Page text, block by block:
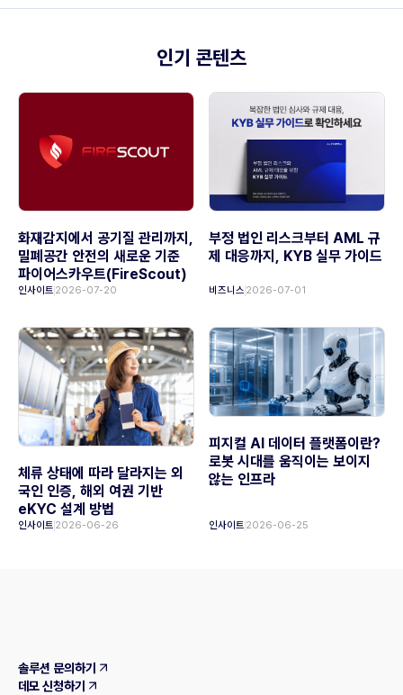
인기 콘텐츠
화재감지에서 공기질 관리까지,
밀폐공간 안전의 새로운 기준
파이어스카우트(FireScout)
인사이트 2026-07-20
부정 법인 리스크부터 AML 규
제 대응까지, KYB 실무 가이드
비즈니스 2026-07-01
체류 상태에 따라 달라지는 외
국인 인증, 해외 여권 기반
eKYC 설계 방법
인사이트 2026-06-26
피지컬 AI 데이터 플랫폼이란?
로봇 시대를 움직이는 보이지
않는 인프라
인사이트 2026-06-25
솔루션 문의하기
데모 신청하기